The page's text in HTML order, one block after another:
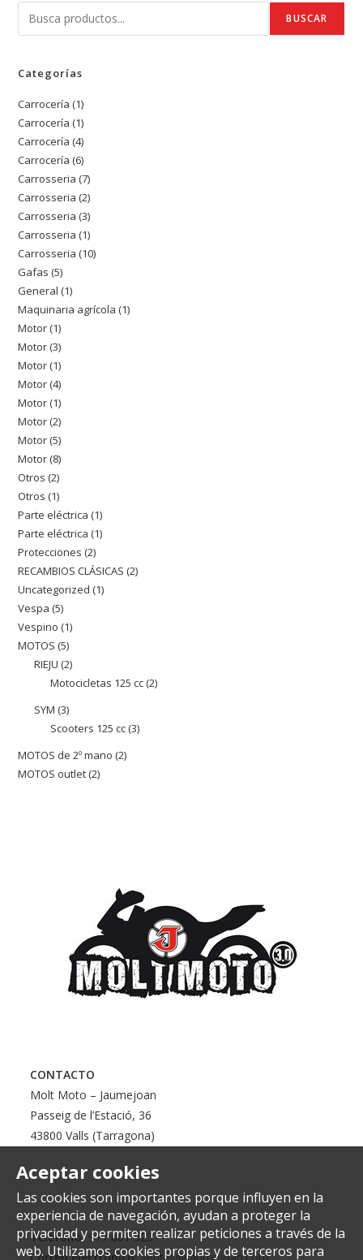
BUSCAR
Categorías
Carrocería 11
producto
Carrocería 11
producto
Carrocería 44
productos
Carrocería 66
productos
Carrosseria 77
productos
Carrosseria 22
productos
Carrosseria 33
productos
Carrosseria 11
producto
Carrosseria 1010
Gafas 55
productos
General 11
producto
Maquinaria agrícola 11
Motor 11
producto
Motor 33
productos
Motor 11
producto
Motor 44
productos
Motor 11
producto
Motor 22
productos
Motor 55
productos
Motor 88
productos
Otros 22
productos
Otros 11
producto
Parte eléctrica 11
producto
Parte eléctrica 11
Protecciones 22
productos
RECAMBIOS CLÁSICAS 22
Uncategorized 11
Vespa 55
productos
Vespino 11
MOTOS 55
productos
RIEJU 22
productos
Motocicletas 125 cc 22
SYM 33
productos
Scooters 125 cc 33
MOTOS de 2º mano 22
MOTOS outlet 22
Aceptar cookies
Las cookies son importantes porque influyen en la
experiencia de navegación, ayudan a proteger la
privacidad y permiten realizar peticiones a través de la
web. Utilizamos cookies propias y de terceros para
CONTACTO
Molt Moto – Jaumejoan
Passeig de l’Estació, 36
43800 Valls (Tarragona)
Teléfono:977 601 323
Correo electrónico: ventes@jaumejoan.com